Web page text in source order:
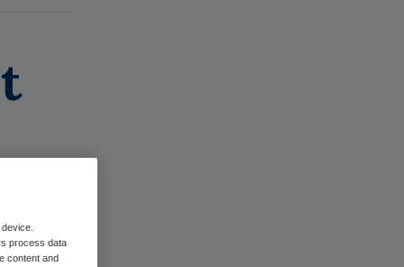
process data
content and